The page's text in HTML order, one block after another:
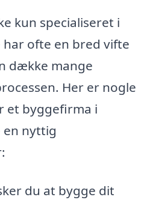
kun specialiseret i
ofte en bred vifte
dække mange
Her er nogle
et byggefirma i
nyttig
du at bygge dit